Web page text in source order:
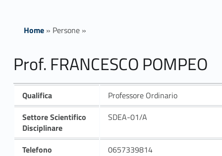
Home» Persone»
Prof. FRANCESCO POMPEO
Qualifica
Professore Ordinario
Settore Scientifico
Disciplinare
SDEA-01/A
Telefono
0657339814